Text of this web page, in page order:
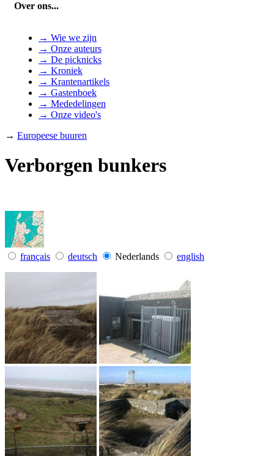
Over ons...
→ Wie we zijn
→ Onze auteurs
→ De picknicks
→ Kroniek
→ Krantenartikels
→ Gastenboek
→ Mededelingen
→ Onze video's
→ Europeese buuren
Verborgen bunkers
français deutsch Nederlands english